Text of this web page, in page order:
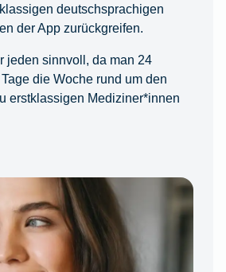
deutschsprachigen
der App zurückgreifen.
jeden sinnvoll, da man 24
die Woche rund um den
erstklassigen Mediziner*innen